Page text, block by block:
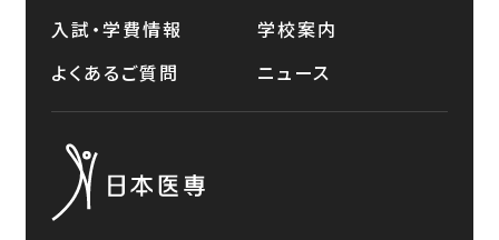
入試・学費情報
学校案内
よくあるご質問
ニュース